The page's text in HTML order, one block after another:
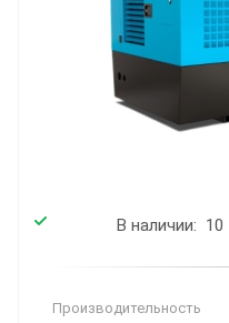
В наличии:
Производительность